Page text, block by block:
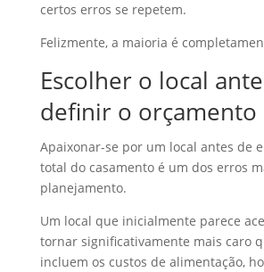
certos erros se repetem.
Felizmente, a maioria é
Escolher o local
definir o orçamento
Apaixonar-se por um local antes de
total do casamento é um dos erros
planejamento.
Um local que inicialmente parece
tornar significativamente mais caro
incluem os custos de alimentação,